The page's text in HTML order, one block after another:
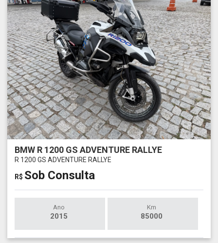
BMW R 1200 GS ADVENTURE RALLYE
R 1200 GS ADVENTURE RALLYE
R$ Sob Consulta
Ano
2015
Km
85000